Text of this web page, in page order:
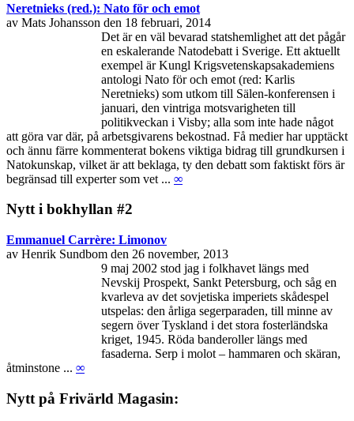
Neretnieks (red.): Nato för och emot
av Mats Johansson den 18 februari, 2014
Det är en väl bevarad statshemlighet att det pågår
en eskalerande Natodebatt i Sverige. Ett aktuellt
exempel är Kungl Krigsvetenskapsakademiens
antologi Nato för och emot (red: Karlis
Neretnieks) som utkom till Sälen-konferensen i
januari, den vintriga motsvarigheten till
politikveckan i Visby; alla som inte hade något
att göra var där, på arbetsgivarens bekostnad. Få medier har upptäckt
och ännu färre kommenterat bokens viktiga bidrag till grundkursen i
Natokunskap, vilket är att beklaga, ty den debatt som faktiskt förs är
begränsad till experter som vet ... ∞
Nytt i bokhyllan #2
Emmanuel Carrère: Limonov
av Henrik Sundbom den 26 november, 2013
9 maj 2002 stod jag i folkhavet längs med
Nevskij Prospekt, Sankt Petersburg, och såg en
kvarleva av det sovjetiska imperiets skådespel
utspelas: den årliga segerparaden, till minne av
segern över Tyskland i det stora fosterländska
kriget, 1945. Röda banderoller längs med
fasaderna. Serp i molot – hammaren och skäran,
åtminstone ... ∞
Nytt på Frivärld Magasin: